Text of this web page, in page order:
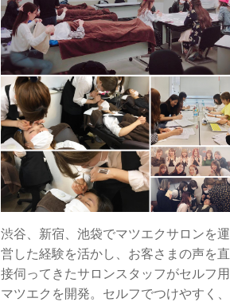
渋谷、新宿、池袋でマツエクサロンを運
営した経験を活かし、お客さまの声を直
接伺ってきたサロンスタッフがセルフ用
マツエクを開発。セルフでつけやすく、